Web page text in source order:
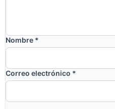
Nombre *
Correo electrónico *